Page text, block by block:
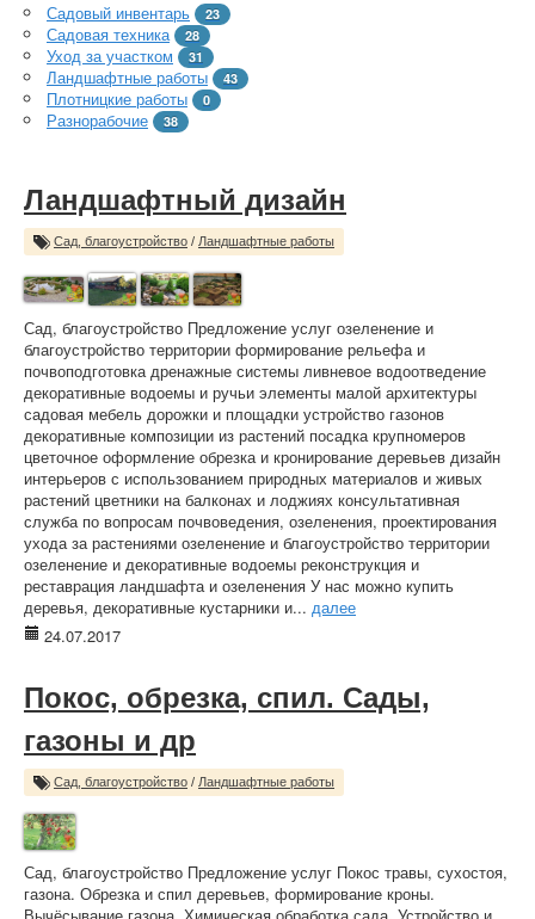
Садовый инвентарь 23
Садовая техника 28
Уход за участком 31
Ландшафтные работы 43
Плотницкие работы 0
Разнорабочие 38
Ландшафтный дизайн
Сад, благоустройство / Ландшафтные работы
Сад, благоустройство Предложение услуг озеленение и
благоустройство территории формирование рельефа и
почвоподготовка дренажные системы ливневое водоотведение
декоративные водоемы и ручьи элементы малой архитектуры
садовая мебель дорожки и площадки устройство газонов
декоративные композиции из растений посадка крупномеров
цветочное оформление обрезка и кронирование деревьев дизайн
интерьеров с использованием природных материалов и живых
растений цветники на балконах и лоджиях консультативная
служба по вопросам почвоведения, озеленения, проектирования
ухода за растениями озеленение и благоустройство территории
озеленение и декоративные водоемы реконструкция и
реставрация ландшафта и озеленения У нас можно купить
деревья, декоративные кустарники и... далее
24.07.2017
Покос, обрезка, спил. Сады,
газоны и др
Сад, благоустройство / Ландшафтные работы
Сад, благоустройство Предложение услуг Покос травы, сухостоя,
газона. Обрезка и спил деревьев, формирование кроны.